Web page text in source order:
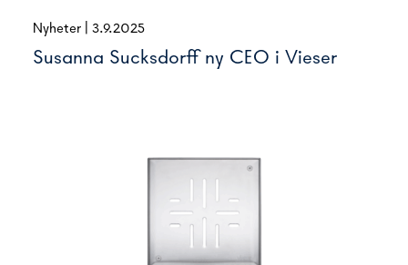
Nyheter 3.9.2025
Susanna Sucksdorff ny CEO i Vieser